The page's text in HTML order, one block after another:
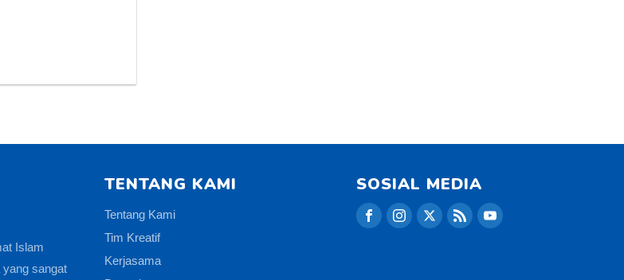
Islam
yang sangat
TENTANG KAMI
Tentang Kami
Tim Kreatif
Kerjasama
SOSIAL MEDIA